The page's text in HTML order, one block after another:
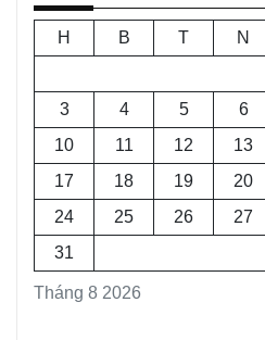
Tháng 8 2026
H B T N
3
4 5 6
10
11 12 13
17
18 19 20
24
25 26 27
31